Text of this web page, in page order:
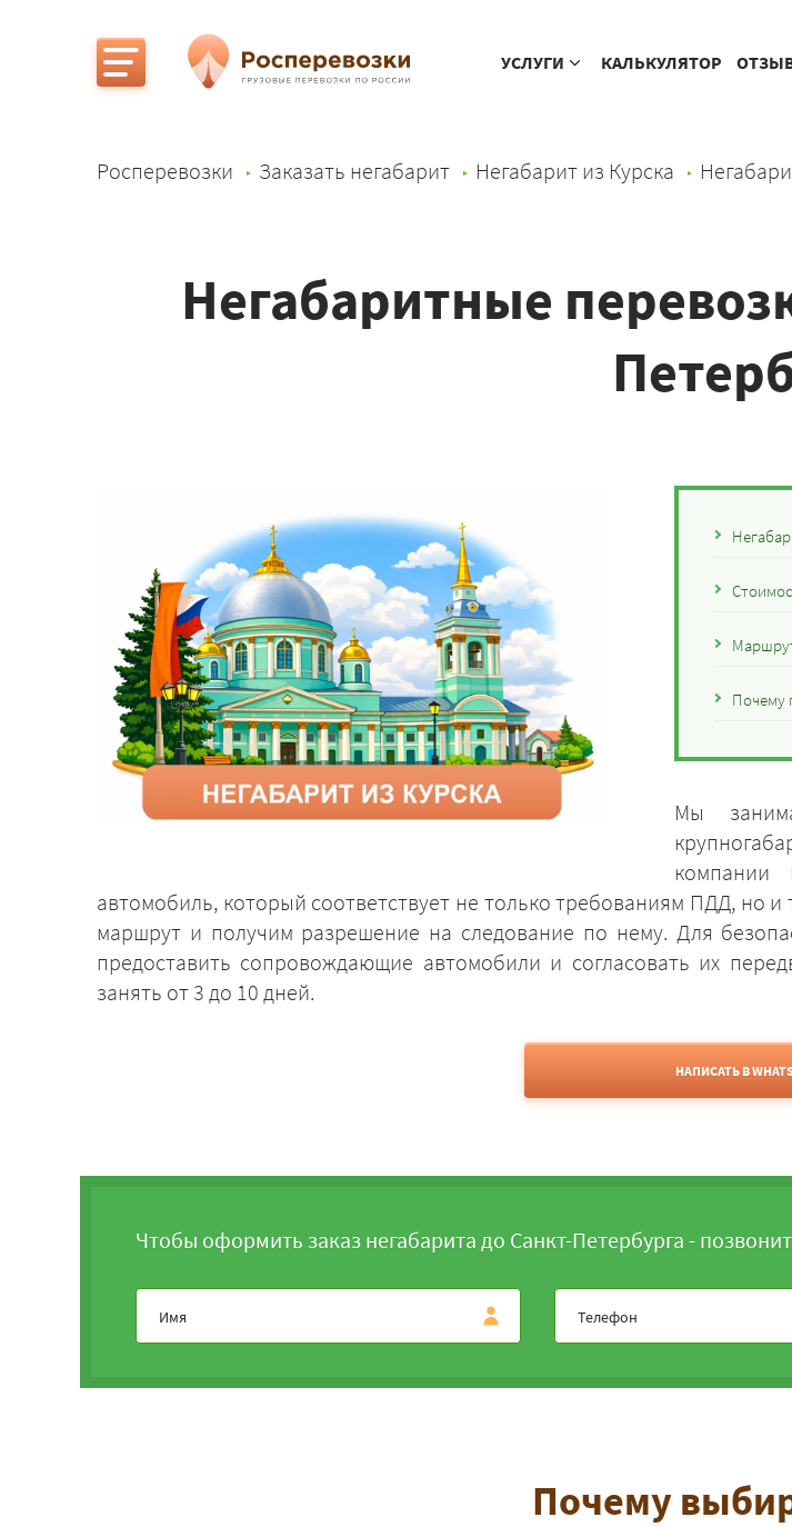
УСЛУГИ КАЛЬКУЛЯТОР
Росперевозки Заказать негабарит Негабарит из Курска
Негабаритные
Почему
Мы
компании
автомобиль, который соответствует не только требованиям ПДД, но
маршрут и получим разрешение на следование по нему. Для
предоставить сопровождающие автомобили и согласовать их
занять от 3 до 10 дней.
НАПИСАТЬ В
Чтобы оформить заказ негабарита до Санкт-Петербурга -
Почему